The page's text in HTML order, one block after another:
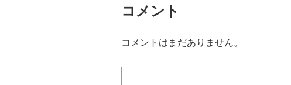
コメント
コメントはまだありません。